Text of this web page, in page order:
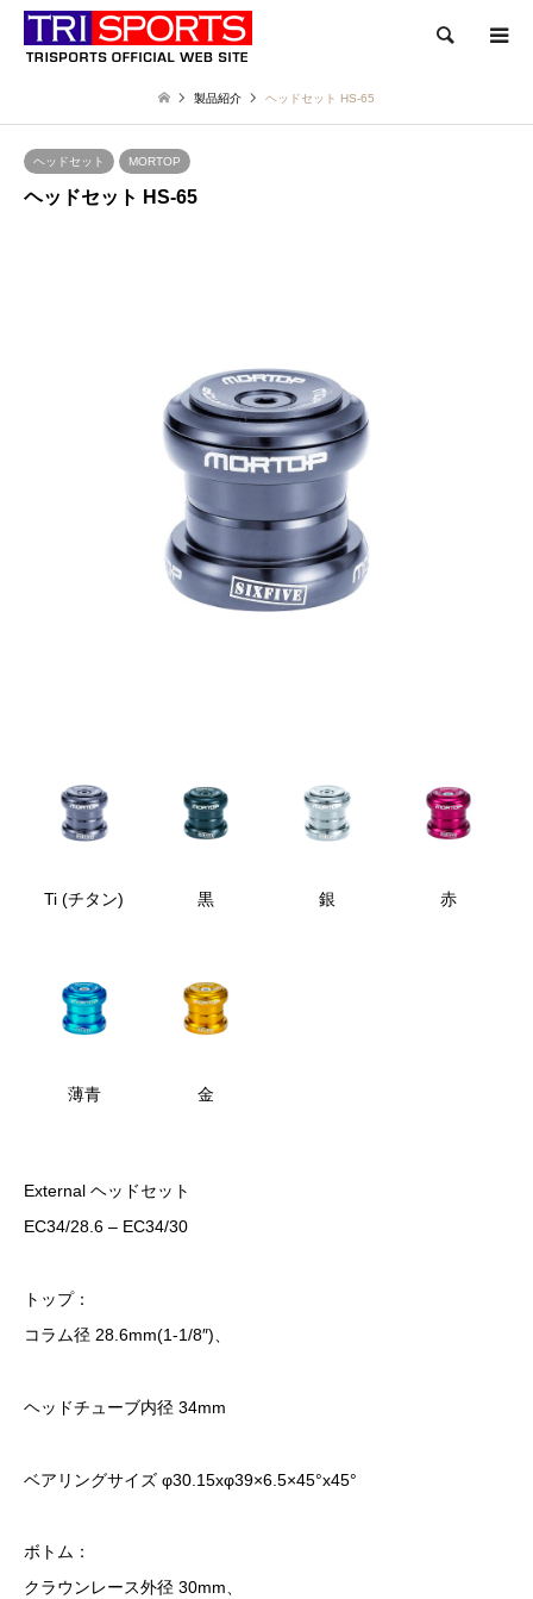
検索
製品紹介 ヘッドセット HS-65
ヘッドセット MORTOP
ヘッドセット HS-65
Ti (チタン) 黒 銀 赤
薄青 金
External ヘッドセット
EC34/28.6 – EC34/30
トップ：
コラム径 28.6mm(1-1/8″)、
ヘッドチューブ内径 34mm
ベアリングサイズ φ30.15xφ39×6.5×45°x45°
ボトム：
クラウンレース外径 30mm、